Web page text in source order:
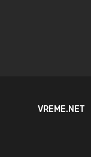
VREME.NET